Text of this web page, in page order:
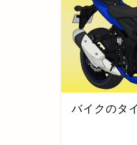
バイクのタ